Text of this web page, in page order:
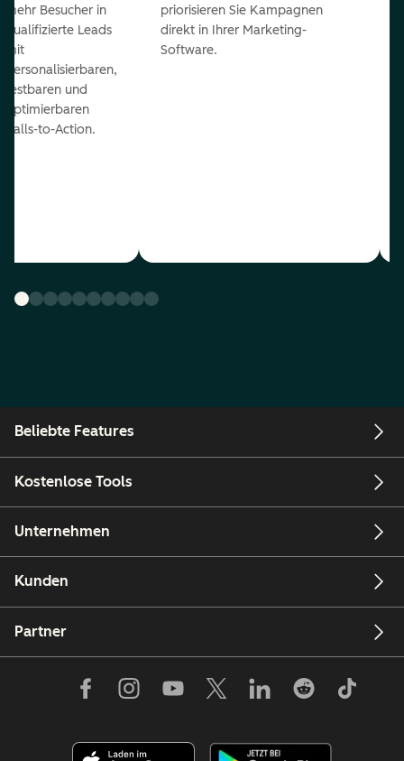
mehr Besucher in
qualifizierte Leads
mit
personalisierbaren,
testbaren und
optimierbaren
Calls-to-Action.
priorisieren Sie Kampagnen
direkt in Ihrer Marketing-
Software.
Beliebte Features
Kostenlose Tools
Unternehmen
Kunden
Partner